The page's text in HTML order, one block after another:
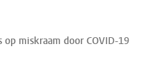
op miskraam door COVID-19